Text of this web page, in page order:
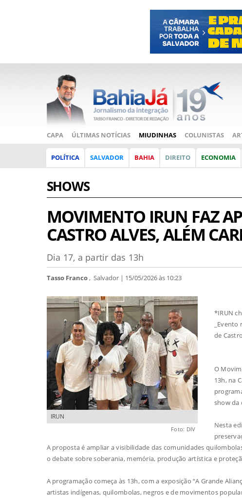
CAPA ÚLTIMAS NOTÍCIAS MIUDINHAS COLUNISTAS
POLÍTICA SALVADOR BAHIA DIREITO ECONOMIA
SHOWS
MOVIMENTO IRUN FAZ
CASTRO ALVES, ALÉM
Dia 17, a partir das 13h
Tasso Franco, Salvador | 15/05/2026 às 10:23
IRUN
Foto: DIV
*IRUN
de
O
13h, na
show da
Nesta
A proposta é ampliar a visibilidade das comunidades
o debate sobre soberania, memória, produção artística e
A programação começa às 13h, com a exposição “A Grande
artistas indígenas, quilombolas, negros e de movimentos